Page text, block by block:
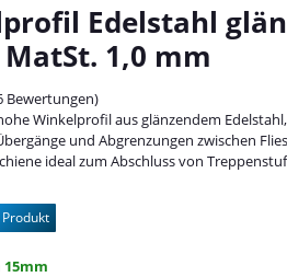
Edelstahl
1,0 mm
Bewertungen)
Winkelprofil aus glänzendem
und Abgrenzungen zwischen
ideal zum Abschluss von
15mm